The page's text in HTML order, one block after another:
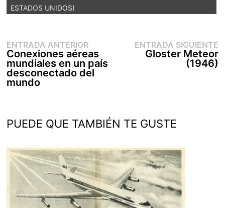
ESTADOS UNIDOS)
Navegación
de
entradas
ENTRADA ANTERIOREntrada
anterior:
Conexiones aéreas
mundiales en un país
desconectado del
mundo
ENTRADA SIGUIENTE
Gloster Meteor
(1946)
PUEDE QUE TAMBIÉN TE GUSTE